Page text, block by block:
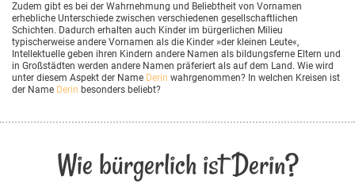
Zudem gibt es bei der Wahrnehmung und Beliebtheit von Vornamen
erhebliche Unterschiede zwischen verschiedenen gesellschaftlichen
Schichten. Dadurch erhalten auch Kinder im bürgerlichen Milieu
typischerweise andere Vornamen als die Kinder »der kleinen Leute«,
Intellektuelle geben ihren Kindern andere Namen als bildungsferne Eltern und
in Großstädten werden andere Namen präferiert als auf dem Land. Wie wird
unter diesem Aspekt der Name Derin wahrgenommen? In welchen Kreisen ist
der Name Derin besonders beliebt?
Wie bürgerlich ist Derin?